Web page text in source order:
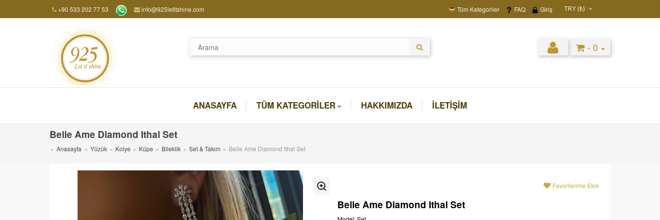
+90 533 202 77 53 info@925letitshine.com TRY (₺)
TRY (₺)
Tüm Kategoriler FAQ Giriş
- 0
ANASAYFA TÜM KATEGORILER HAKKIMIZDA İLETIŞIM
Belle Ame Diamond Ithal Set
Anasayfa Yüzük Kolye Küpe Bileklik Set & Takım Belle Ame Diamond Ithal Set
Favorilerime Ekle
Belle Ame Diamond Ithal Set